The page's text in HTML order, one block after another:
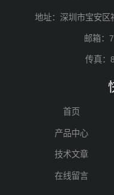
地址：深圳市宝安区
邮箱：
传真：
首页
产品中心
技术文章
在线留言